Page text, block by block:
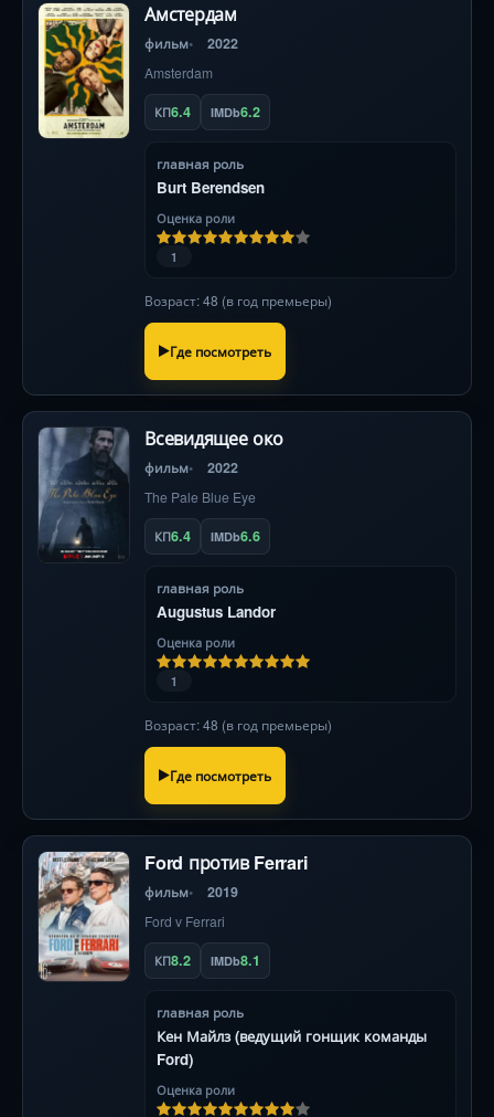
Амстердам
фильм 2022
Amsterdam
КП6.4 IMDb6.2
главная роль
Burt Berendsen
Оценка роли
1
Возраст: 48 (в год премьеры)
Где посмотреть
Всевидящее око
фильм 2022
The Pale Blue Eye
КП6.4 IMDb6.6
главная роль
Augustus Landor
Оценка роли
1
Возраст: 48 (в год премьеры)
Где посмотреть
Ford против Ferrari
фильм 2019
Ford v Ferrari
КП8.2 IMDb8.1
главная роль
Кен Майлз (ведущий гонщик команды
Ford)
Оценка роли